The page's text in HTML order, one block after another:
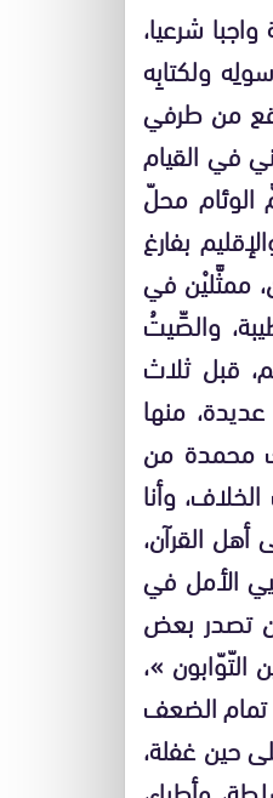
شرعيا،
ولكتابِه
من طرفي
في القيام
محلّ
بفارغ
ممثَّليْن في
والصِّيتُ
قبل ثلاث
منها
محمدة من
وأنا
أهل القرآن،
الأمل في
تصدر بعض
التّوّابون »،
الضعف
حين غفلة،